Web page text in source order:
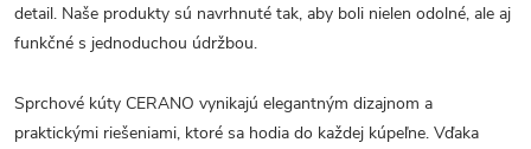
detail. Naše produkty sú navrhnuté tak, aby boli nielen odolné, ale aj
funkčné s jednoduchou údržbou.
Sprchové kúty CERANO vynikajú elegantným dizajnom a
praktickými riešeniami, ktoré sa hodia do každej kúpeľne. Vďaka